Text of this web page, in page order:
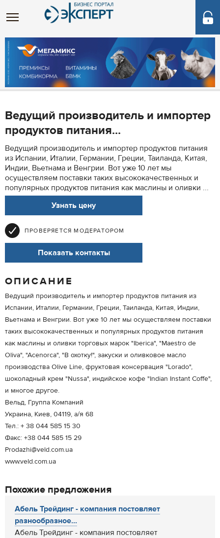
Ведущий производитель и импортер
продуктов питания...
Ведущий производитель и импортер продуктов питания
из Испании, Италии, Германии, Греции, Таиланда, Китая,
Индии, Вьетнама и Венгрии. Вот уже 10 лет мы
осуществляем поставки таких высококачественных и
популярных продуктов питания как маслины и оливки ...
Узнать цену
ПРОВЕРЯЕТСЯ МОДЕРАТОРОМ
Показать контакты
ОПИСАНИЕ
Ведущий производитель и импортер продуктов питания из
Испании, Италии, Германии, Греции, Таиланда, Китая, Индии,
Вьетнама и Венгрии. Вот уже 10 лет мы осуществляем поставки
таких высококачественных и популярных продуктов питания
как маслины и оливки торговых марок "Iberica", "Maestro de
Oliva", "Acenorca", "В охотку!", закуски и оливковое масло
производства Olive Line, фруктовая консервация "Lorado",
шоколадный крем "Nussa", индийское кофе "Indian Instant Coffe",
и многое другое.
Вельд, Группа Компаний
Украина, Киев, 04119, а/я 68
Тел.: + 38 044 585 15 30
Факс: +38 044 585 15 29
Prodazhi@veld.com.ua
www.veld.com.ua
Похожие предложения
Абель Трейдинг - компания постовляет
разнообразное...
Абель Трейдинг - компания постовляет